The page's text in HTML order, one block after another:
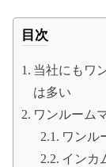
目次
当社にもワ
は多い
ワンルーム
ワンル
インカ